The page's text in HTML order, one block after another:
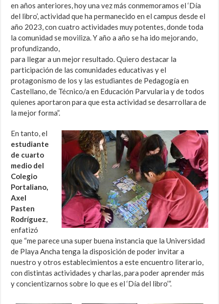
en años anteriores, hoy una vez más conmemoramos el ‘Día
del libro’, actividad que ha permanecido en el campus desde el
año 2023, con cuatro actividades muy potentes, donde toda
la comunidad se moviliza. Y año a año se ha ido mejorando,
profundizando,
para llegar a un mejor resultado. Quiero destacar la
participación de las comunidades educativas y el
protagonismo de los y las estudiantes de Pedagogía en
Castellano, de Técnico/a en Educación Parvularia y de todos
quienes aportaron para que esta actividad se desarrollara de
la mejor forma”.
En tanto, el
estudiante
de cuarto
medio del
Colegio
Portaliano,
Axel
Pasten
Rodríguez,
enfatizó
que “me parece una super buena instancia que la Universidad
de Playa Ancha tenga la disposición de poder invitar a
nuestro y otros establecimientos a este encuentro literario,
con distintas actividades y charlas, para poder aprender más
y concientizarnos sobre lo que es el ‘Día del libro’”.